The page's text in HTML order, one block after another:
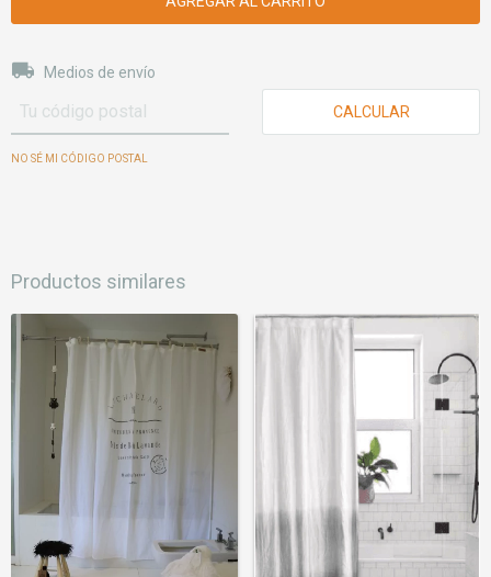
Entregas para el CP:
Medios de envío
CALCULAR
NO SÉ MI CÓDIGO POSTAL
Productos similares